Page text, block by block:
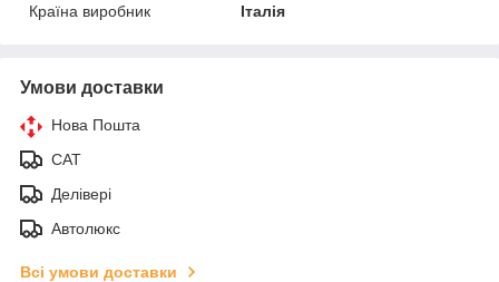
Країна виробник
Італія
Умови доставки
Нова Пошта
САТ
Делівері
Автолюкс
Всі умови доставки